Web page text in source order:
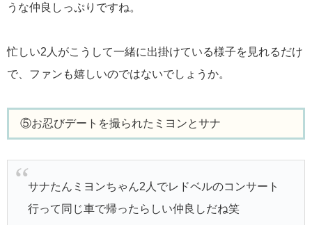
うな仲良しっぷりですね。
忙しい2人がこうして一緒に出掛けている様子を見れるだけ
で、ファンも嬉しいのではないでしょうか。
⑤お忍びデートを撮られたミヨンとサナ
サナたんミヨンちゃん2人でレドベルのコンサート
行って同じ車で帰ったらしい仲良しだね笑